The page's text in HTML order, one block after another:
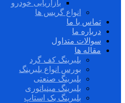
بازاریابی خودرو
انواع گریس ها
تماس با ما
درباره ما
سوالات متداول
مقاله ها
بلبرینگ کف گرد
بورس انواع بلبرینگ
بلبرینگ صنعتی
بلبرینگ مینیاتوری
بلبرینگ بک استاپ